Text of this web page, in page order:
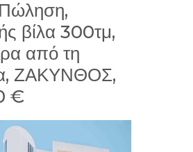
βίλα 300τμ,
από τη
ΖΑΚΥΝΘΟΣ,
€